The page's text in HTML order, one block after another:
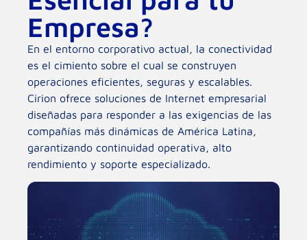
Empresa?
En el entorno corporativo actual, la conectividad
es el cimiento sobre el cual se construyen
operaciones eficientes, seguras y escalables.
Cirion ofrece soluciones de Internet empresarial
diseñadas para responder a las exigencias de las
compañías más dinámicas de América Latina,
garantizando continuidad operativa, alto
rendimiento y soporte especializado.